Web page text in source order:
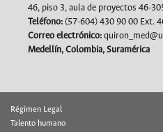
46, piso 3, aula de proyectos 46-
Teléfono: (57-604) 430 90 00 Ext.
Correo electrónico:
Medellín, Colombia, Suramérica
Régimen Legal
Talento humano